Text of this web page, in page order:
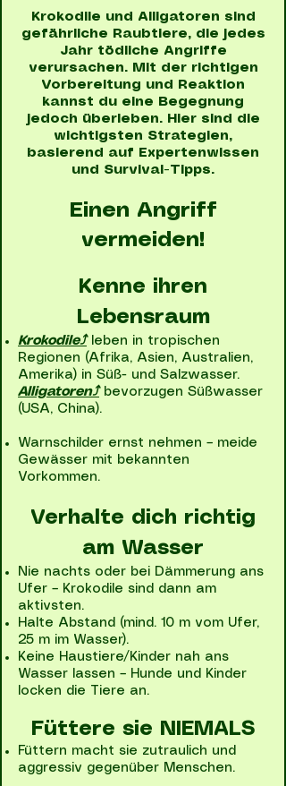
Krokodile und Alligatoren sind
gefährliche Raubtiere, die jedes
Jahr tödliche Angriffe
verursachen. Mit der richtigen
Vorbereitung und Reaktion
kannst du eine Begegnung
jedoch überleben. Hier sind die
wichtigsten Strategien,
basierend auf Expertenwissen
und Survival-Tipps.
Einen Angriff
vermeiden!
Kenne ihren
Lebensraum
Krokodile⤴leben in tropischen
Regionen (Afrika, Asien, Australien,
Amerika) in Süß- und Salzwasser.
Alligatoren⤴bevorzugen Süßwasser
(USA, China).
Warnschilder ernst nehmen – meide
Gewässer mit bekannten
Vorkommen.
Verhalte dich richtig
am Wasser
Nie nachts oder bei Dämmerung ans
Ufer – Krokodile sind dann am
aktivsten.
Halte Abstand (mind. 10 m vom Ufer,
25 m im Wasser).
Keine Haustiere/Kinder nah ans
Wasser lassen – Hunde und Kinder
locken die Tiere an.
Füttere sie NIEMALS
Füttern macht sie zutraulich und
aggressiv gegenüber Menschen.